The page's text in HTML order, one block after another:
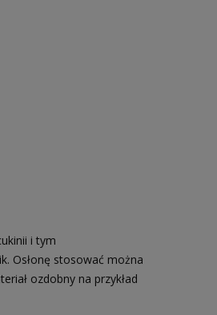
i tym
Osłonę stosować można
ozdobny na przykład